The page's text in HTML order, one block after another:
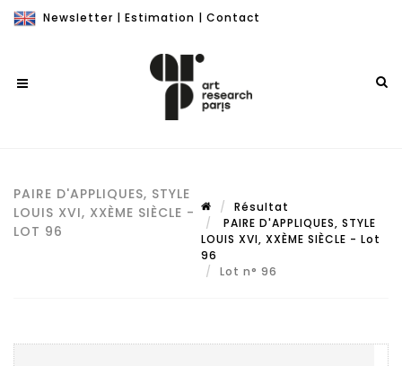
Newsletter | Estimation | Contact
PAIRE D'APPLIQUES, STYLE
LOUIS XVI, XXÈME SIÈCLE -
LOT 96
Résultat
PAIRE D'APPLIQUES, STYLE
LOUIS XVI, XXÈME SIÈCLE - Lot
96
Lot n° 96